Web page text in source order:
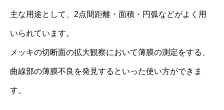
主な用途として、2点間距離・面積・円弧などがよく用
いられています。
メッキの切断面の拡大観察において薄膜の測定をする、
曲線部の薄膜不良を発見するといった使い方ができま
す。